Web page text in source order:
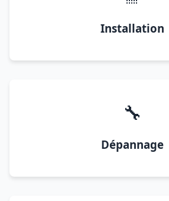
Installation
🔧
Dépannage